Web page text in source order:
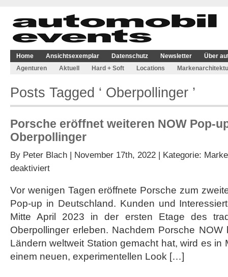
Home Ansichtsexemplar Datenschutz Newsletter
Über
Agenturen
Aktuell Hard + Soft Locations
Posts Tagged ‘ Oberpollinger ’
Porsche eröffnet weiteren NOW Pop-
Oberpollinger
By Peter Blach | November 17th, 2022 | Kategorie:
deaktiviertfür
weiteren
NOW
up
im
Münchner
Oberpollinger
Vor wenigen Tagen eröffnete Porsche zum
Pop-up in Deutschland. Kunden und
Mitte April 2023 in der ersten Etage des
Oberpollinger erleben. Nachdem Porsche
Ländern weltweit Station gemacht hat, wird es in
einem neuen, experimentellen Look […]